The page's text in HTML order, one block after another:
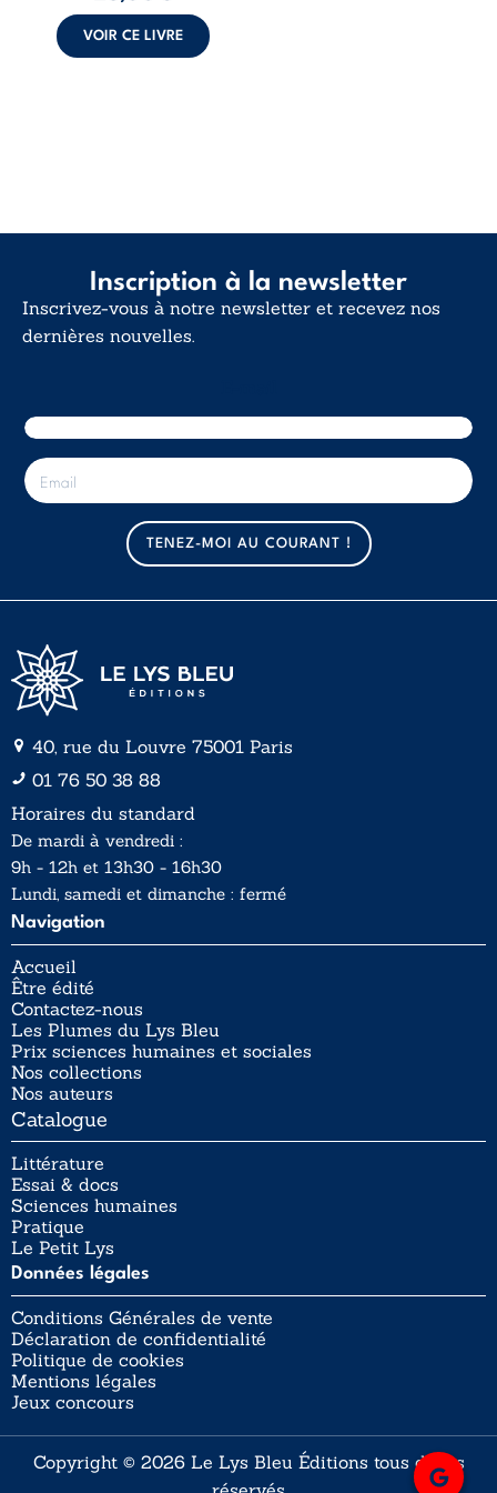
calme. Une
déclaration
d’existence pour ...
VOIR CE LIVRE
Inscription à la newsletter
Inscrivez-vous à notre newsletter et recevez nos
dernières nouvelles.
E
-
m
TENEZ-MOI AU COURANT !
40, rue du Louvre 75001 Paris
01 76 50 38 88
Horaires du standard
De mardi à vendredi :
9h - 12h et 13h30 - 16h30
Lundi, samedi et dimanche : fermé
Navigation
Accueil
Être édité
Contactez-nous
Les Plumes du Lys Bleu
Prix sciences humaines et sociales
Nos collections
Nos auteurs
Catalogue
Littérature
Essai & docs
Sciences humaines
Pratique
Le Petit Lys
Données légales
Conditions Générales de vente
Déclaration de confidentialité
Politique de cookies
Mentions légales
Jeux concours
Copyright © 2026 Le Lys Bleu Éditions tous droits